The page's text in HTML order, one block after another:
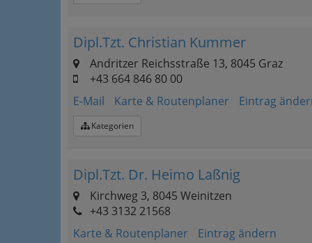
Dipl.Tzt. Christian Kummer
Andritzer Reichsstraße 13, 8045 Graz
+43 664 846 80 00
E-Mail
Karte & Routenplaner Eintrag
Kategorien
Dipl.Tzt. Dr. Heimo Laßnig
Kirchweg 3, 8045 Weinitzen
+43 3132 21568
Karte & Routenplaner
Eintrag ändern